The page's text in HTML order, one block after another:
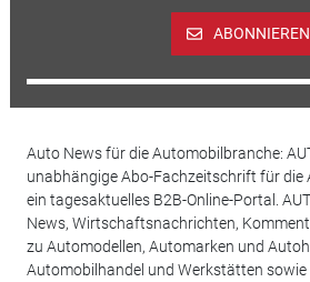
ABONNIEREN
Auto News für die Automobilbranche:
unabhängige Abo-Fachzeitschrift für die
ein tagesaktuelles B2B-Online-Portal.
News, Wirtschaftsnachrichten,
zu Automodellen, Automarken und
Automobilhandel und Werkstätten